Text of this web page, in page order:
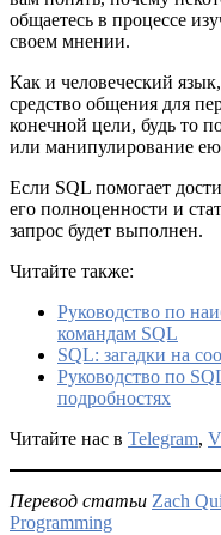
общаетесь в процессе
своем мнении.
Как и человеческий
средство общения для
конечной цели, будь то
или манипулирование
Если SQL помогает
его полноценности и
запрос будет выполнен.
Читайте также:
Руководство по
командам SQL
SQL: загадки на
Руководство по
подробностях
Читайте нас в Telegram,
Перевод статьи Zach
Programming